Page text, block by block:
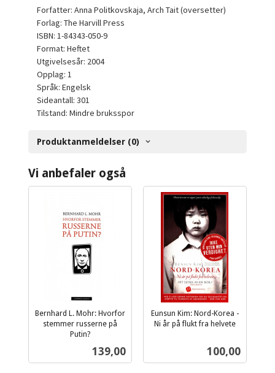
Forfatter: Anna Politkovskaja, Arch Tait (oversetter)
Forlag: The Harvill Press
ISBN: 1-84343-050-9
Format: Heftet
Utgivelsesår: 2004
Opplag: 1
Språk: Engelsk
Sideantall: 301
Tilstand: Mindre bruksspor
Produktanmeldelser (0)
Vi anbefaler også
Bernhard L. Mohr: Hvorfor
stemmer russerne på
Putin?
Pris
139,00
Eunsun Kim: Nord-Korea -
Ni år på flukt fra helvete
Pris
100,00